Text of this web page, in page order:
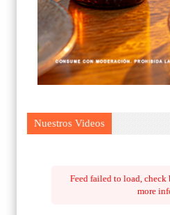
Nuestros Videos
Feed failed to load, check
more